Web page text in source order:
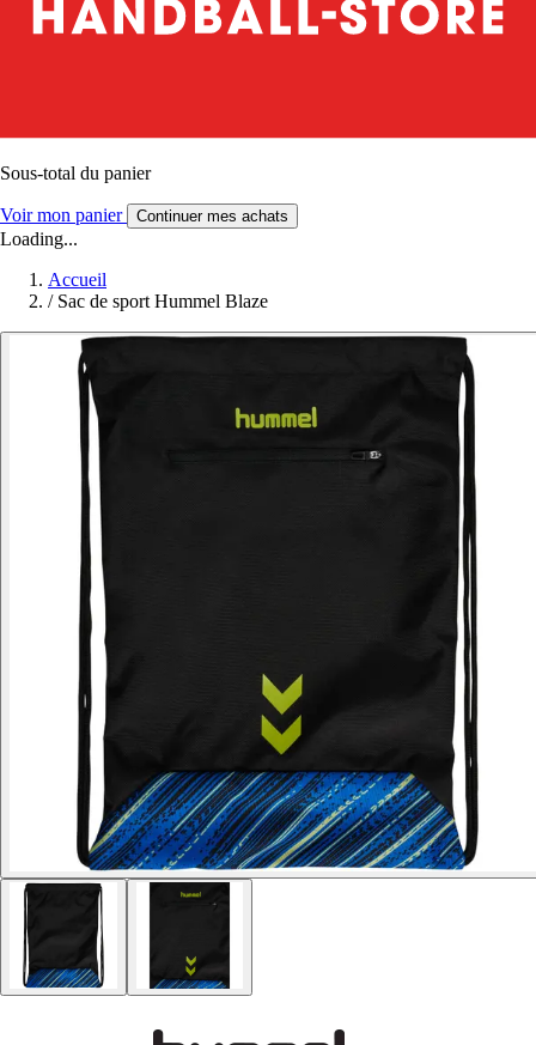
Sous-total du panier
Voir mon panier Continuer mes achats
Loading...
Accueil
/ Sac de sport Hummel Blaze